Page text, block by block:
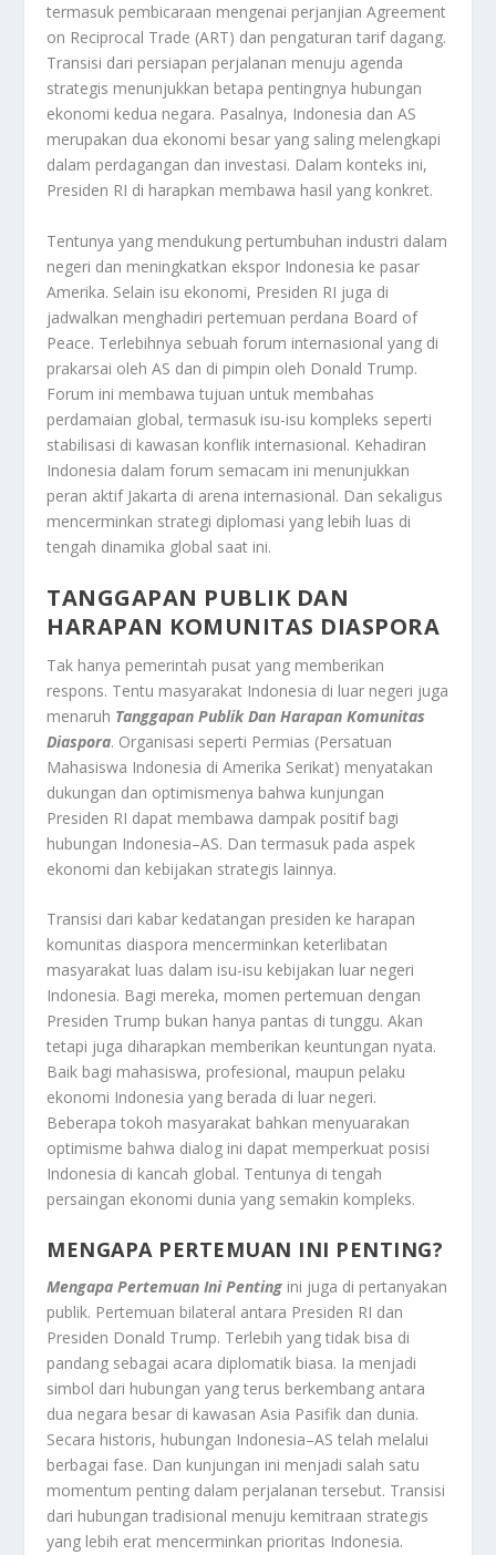
termasuk pembicaraan mengenai perjanjian Agreement
on Reciprocal Trade (ART) dan pengaturan tarif dagang.
Transisi dari persiapan perjalanan menuju agenda
strategis menunjukkan betapa pentingnya hubungan
ekonomi kedua negara. Pasalnya, Indonesia dan AS
merupakan dua ekonomi besar yang saling melengkapi
dalam perdagangan dan investasi. Dalam konteks ini,
Presiden RI di harapkan membawa hasil yang konkret.
Tentunya yang mendukung pertumbuhan industri dalam
negeri dan meningkatkan ekspor Indonesia ke pasar
Amerika. Selain isu ekonomi, Presiden RI juga di
jadwalkan menghadiri pertemuan perdana Board of
Peace. Terlebihnya sebuah forum internasional yang di
prakarsai oleh AS dan di pimpin oleh Donald Trump.
Forum ini membawa tujuan untuk membahas
perdamaian global, termasuk isu-isu kompleks seperti
stabilisasi di kawasan konflik internasional. Kehadiran
Indonesia dalam forum semacam ini menunjukkan
peran aktif Jakarta di arena internasional. Dan sekaligus
mencerminkan strategi diplomasi yang lebih luas di
tengah dinamika global saat ini.
TANGGAPAN PUBLIK DAN
HARAPAN KOMUNITAS DIASPORA
Tak hanya pemerintah pusat yang memberikan
respons. Tentu masyarakat Indonesia di luar negeri juga
menaruh Tanggapan Publik Dan Harapan Komunitas
Diaspora. Organisasi seperti Permias (Persatuan
Mahasiswa Indonesia di Amerika Serikat) menyatakan
dukungan dan optimismenya bahwa kunjungan
Presiden RI dapat membawa dampak positif bagi
hubungan Indonesia–AS. Dan termasuk pada aspek
ekonomi dan kebijakan strategis lainnya.
Transisi dari kabar kedatangan presiden ke harapan
komunitas diaspora mencerminkan keterlibatan
masyarakat luas dalam isu-isu kebijakan luar negeri
Indonesia. Bagi mereka, momen pertemuan dengan
Presiden Trump bukan hanya pantas di tunggu. Akan
tetapi juga diharapkan memberikan keuntungan nyata.
Baik bagi mahasiswa, profesional, maupun pelaku
ekonomi Indonesia yang berada di luar negeri.
Beberapa tokoh masyarakat bahkan menyuarakan
optimisme bahwa dialog ini dapat memperkuat posisi
Indonesia di kancah global. Tentunya di tengah
persaingan ekonomi dunia yang semakin kompleks.
MENGAPA PERTEMUAN INI PENTING?
Mengapa Pertemuan Ini Penting ini juga di pertanyakan
publik. Pertemuan bilateral antara Presiden RI dan
Presiden Donald Trump. Terlebih yang tidak bisa di
pandang sebagai acara diplomatik biasa. Ia menjadi
simbol dari hubungan yang terus berkembang antara
dua negara besar di kawasan Asia Pasifik dan dunia.
Secara historis, hubungan Indonesia–AS telah melalui
berbagai fase. Dan kunjungan ini menjadi salah satu
momentum penting dalam perjalanan tersebut. Transisi
dari hubungan tradisional menuju kemitraan strategis
yang lebih erat mencerminkan prioritas Indonesia.